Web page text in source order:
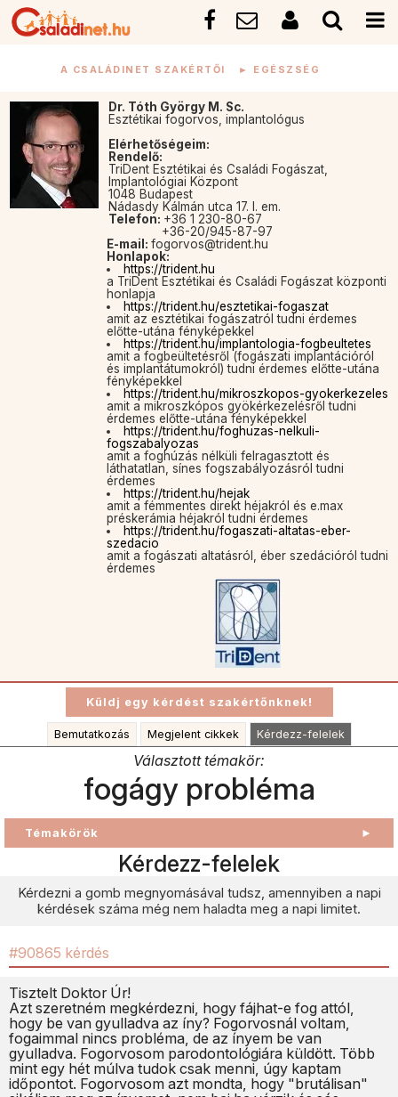
A CSALÁDINET SZAKÉRTŐI ► EGÉSZSÉG
Dr. Tóth György M. Sc.
Esztétikai fogorvos, implantológus
Elérhetőségeim:
Rendelő:
TriDent Esztétikai és Családi Fogászat,
Implantológiai Központ
1048 Budapest
Nádasdy Kálmán utca 17. I. em.
Telefon: +36 1 230-80-67
+36-20/945-87-97
E-mail: fogorvos@trident.hu
Honlapok:
https://trident.hu
a TriDent Esztétikai és Családi Fogászat központi
honlapja
https://trident.hu/esztetikai-fogaszat
amit az esztétikai fogászatról tudni érdemes
előtte-utána fényképekkel
https://trident.hu/implantologia-fogbeultetes
amit a fogbeültetésről (fogászati implantációról
és implantátumokról) tudni érdemes előtte-utána
fényképekkel
https://trident.hu/mikroszkopos-gyokerkezeles
amit a mikroszkópos gyökérkezelésről tudni
érdemes előtte-utána fényképekkel
https://trident.hu/foghuzas-nelkuli-
fogszabalyozas
amit a foghúzás nélküli felragasztott és
láthatatlan, sínes fogszabályozásról tudni
érdemes
https://trident.hu/hejak
amit a fémmentes direkt héjakról és e.max
préskerámia héjakról tudni érdemes
https://trident.hu/fogaszati-altatas-eber-
szedacio
amit a fogászati altatásról, éber szedációról tudni
érdemes
Bemutatkozás Megjelent cikkek Kérdezz-felelek
Választott témakör:
fogágy probléma
Témakörök ►
Kérdezz-felelek
Kérdezni a gomb megnyomásával tudsz, amennyiben a napi
kérdések száma még nem haladta meg a napi limitet.
#90865 kérdés
Tisztelt Doktor Úr!
Azt szeretném megkérdezni, hogy fájhat-e fog attól,
hogy be van gyulladva az íny? Fogorvosnál voltam,
fogaimmal nincs probléma, de az ínyem be van
gyulladva. Fogorvosom parodontológiára küldött. Több
mint egy hét múlva tudok csak menni, úgy kaptam
időpontot. Fogorvosom azt mondta, hogy "brutálisan"